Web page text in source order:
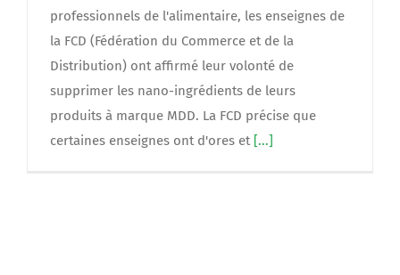
professionnels de l'alimentaire, les enseignes de
la FCD (Fédération du Commerce et de la
Distribution) ont affirmé leur volonté de
supprimer les nano-ingrédients de leurs
produits à marque MDD. La FCD précise que
certaines enseignes ont d'ores et [...]